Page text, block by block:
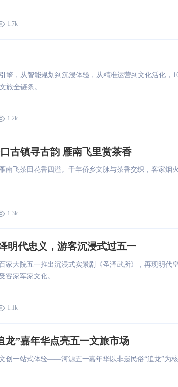
1.7k
擎，从智能规划到沉浸体验，从精准运营到文化活化，
旅全链条。
1.2k
古镇寻古韵 雁南飞里赏茶香
南飞茶田花香四溢。千年侨乡文脉与茶香交织，客家烟
1.3k
明代忠义，游客沉浸式过五一
大院五一推出沉浸式实景剧《圣泽武所》，再现明代
客家军家文化。
1.1k
龙”嘉年华点亮五一文旅市场
创一站式体验——河源五一嘉年华以非遗民俗“追龙”为核